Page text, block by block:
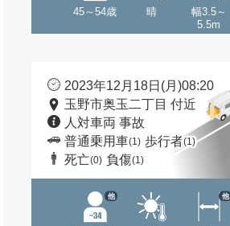
45～54歳 晴
幅3.5～
5.5m
2023年12月18日(月)08:20
玉野市奥玉二丁目 付近
人対車両 事故
普通乗用車(1) 歩行者(1)
死亡(0) 負傷(1)
他 他